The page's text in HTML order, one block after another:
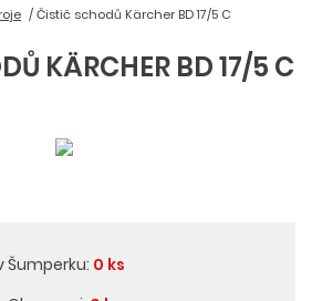
Čistič schodů Kärcher BD 17/5 C
KÄRCHER BD 17/5 C
Šumperku: 0 ks